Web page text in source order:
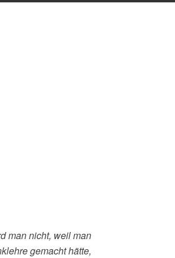
man nicht, weil man
gemacht hätte,